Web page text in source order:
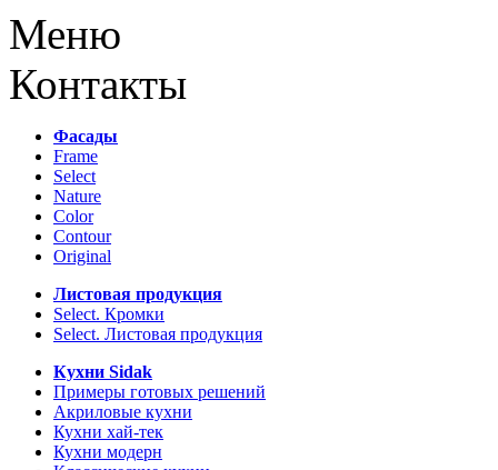
Меню
Контакты
Фасады
Frame
Select
Nature
Color
Contour
Original
Листовая продукция
Select. Кромки
Select. Листовая продукция
Кухни Sidak
Примеры готовых решений
Акриловые кухни
Кухни хай-тек
Кухни модерн